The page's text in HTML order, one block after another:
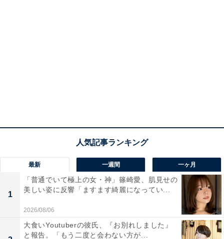
最新 一週間 一ヶ月
1
「普通でいて極上の女・神」篠崎愛、肌見せの
美しい姿に反響「ますます綺麗になってい...
2026/08/06
大食いYoutuberの彼氏、『お別れしました』
と報告。「もう二度と会わない方が...